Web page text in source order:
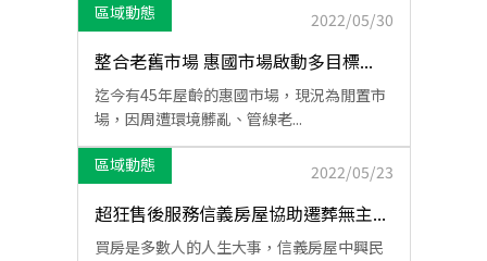
區域動態 2022/05/30
整合老舊市場 惠國市場啟動多目標...
迄今有45年屋齡的惠國市場，現況為閒置市
場，因周遭環境髒亂、管線老...
區域動態 2022/05/23
超狂售後服務信義房屋協助遷葬無主...
買房是多數人的人生大事，信義房屋中興民